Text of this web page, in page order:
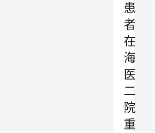
患
者
在
海
医
二
院
重